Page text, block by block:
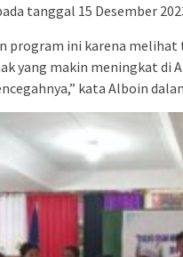
tanggal 15 Desember
program ini karena melihat
yang makin meningkat di
kata Alboin